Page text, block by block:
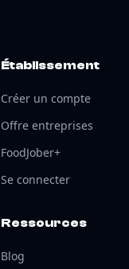
Établissement
Créer un compte
Offre entreprises
FoodJober+
Se connecter
Ressources
Blog